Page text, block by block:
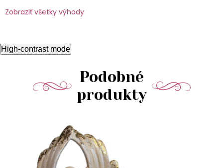
Zobraziť všetky výhody
High-contrast mode
Podobné
produkty